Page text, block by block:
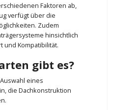
Faktoren ab,
verfügt über die
Zudem
hinsichtlich
und Kompatibilität.
gibt es?
eines
die Dachkonstruktion